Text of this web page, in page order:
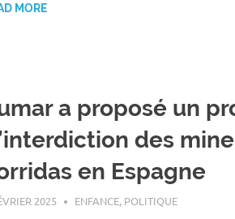
MORE
a proposé un
des
en Espagne
2025 ROGER LAHANA
ENFANCE, POLITIQUE